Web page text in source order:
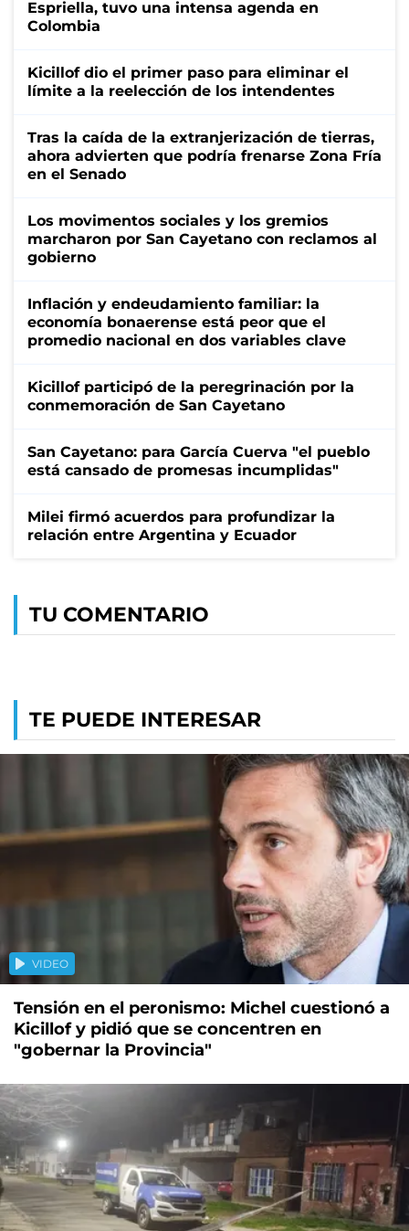
Espriella, tuvo una intensa agenda en
Colombia
Kicillof dio el primer paso para eliminar el
límite a la reelección de los intendentes
Tras la caída de la extranjerización de tierras,
ahora advierten que podría frenarse Zona Fría
en el Senado
Los movimentos sociales y los gremios
marcharon por San Cayetano con reclamos al
gobierno
Inflación y endeudamiento familiar: la
economía bonaerense está peor que el
promedio nacional en dos variables clave
Kicillof participó de la peregrinación por la
conmemoración de San Cayetano
San Cayetano: para García Cuerva "el pueblo
está cansado de promesas incumplidas"
Milei firmó acuerdos para profundizar la
relación entre Argentina y Ecuador
TU COMENTARIO
TE PUEDE INTERESAR
VIDEO
Tensión en el peronismo: Michel cuestionó a
Kicillof y pidió que se concentren en
"gobernar la Provincia"